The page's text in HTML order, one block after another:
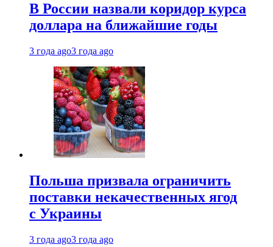
В России назвали коридор курса
доллара на ближайшие годы
3 года ago3 года ago
Польша призвала ограничить
поставки некачественных ягод
с Украины
3 года ago3 года ago